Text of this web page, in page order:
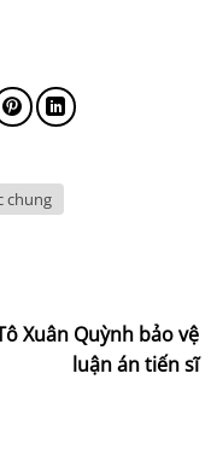
chung
Xuân Quỳnh bảo vệ
luận án tiến sĩ